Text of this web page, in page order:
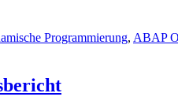
Programmierung, ABAP